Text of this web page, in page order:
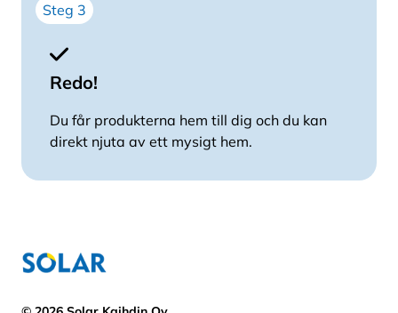
Steg 3
Redo!
Du får produkterna hem till dig och du kan
direkt njuta av ett mysigt hem.